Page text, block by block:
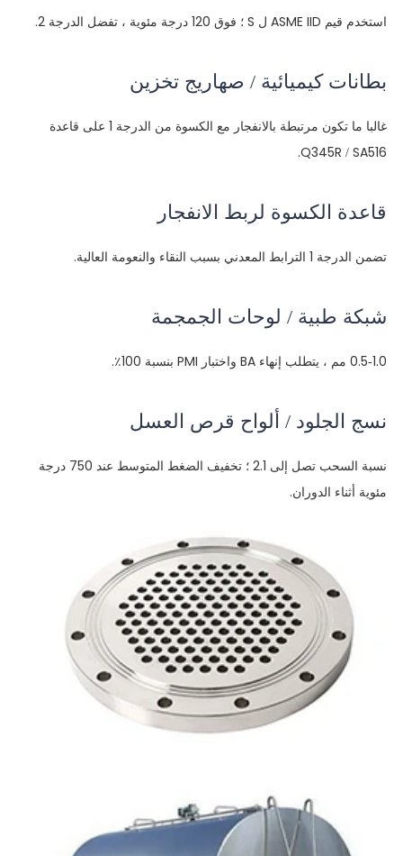
استخدم قيم ASME IID ل S ؛ فوق 120 درجة مئوية ، تفضل الدرجة 2.
بطانات كيميائية / صهاريج تخزين
غالبا ما تكون مرتبطة بالانفجار مع الكسوة من الدرجة 1 على قاعدة
Q345R / SA516.
قاعدة الكسوة لربط الانفجار
تضمن الدرجة 1 الترابط المعدني بسبب النقاء والنعومة العالية.
شبكة طبية / لوحات الجمجمة
0.5-1.0 مم ، يتطلب إنهاء BA واختبار PMI بنسبة 100٪.
نسج الجلود / ألواح قرص العسل
نسبة السحب تصل إلى 2.1 ؛ تخفيف الضغط المتوسط عند 750 درجة
مئوية أثناء الدوران.